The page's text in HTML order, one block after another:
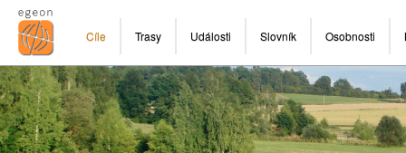
Cíle Trasy Události Slovník Osobnosti